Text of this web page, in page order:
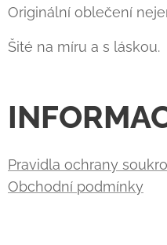
Originální oblečení
Šité na míru a s láskou.
Pravidla ochrany
Obchodní podmínky